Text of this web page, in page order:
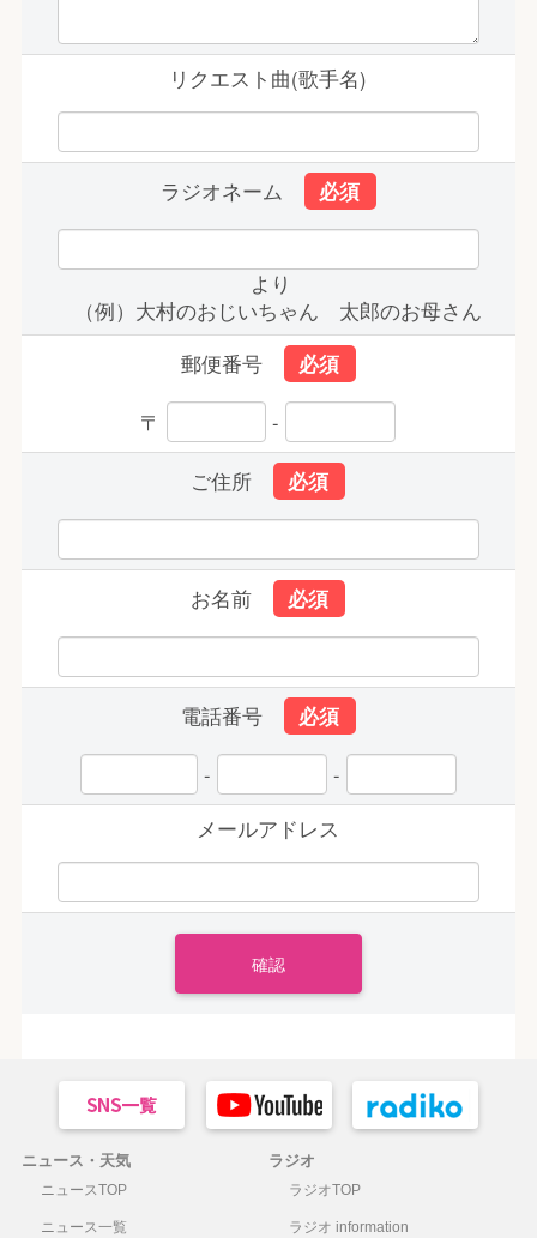
リクエスト曲(歌手名)
ラジオネーム
より
（例）大村のおじいちゃん 太郎のお母さん
郵便番号
〒 -
ご住所
お名前
電話番号
-
-
メールアドレス
ニュース・天気
ニュースTOP
ニュース一覧
ラジオ
ラジオTOP
ラジオ information